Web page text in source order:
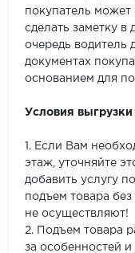
покупатель может
сделать заметку в
очередь водитель
документах
основанием для
Условия
1. Если Вам
этаж, уточняйте
добавить услугу
подъем товара
не осуществляют!
2. Подъем товара
за особенностей и